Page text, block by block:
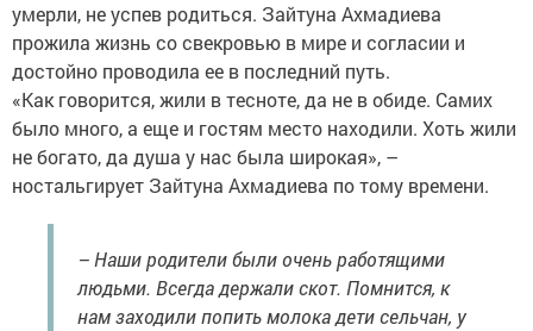
умерли, не успев родиться. Зайтуна Ахмадиева
прожила жизнь со свекровью в мире и согласии и
достойно проводила ее в последний путь.
«Как говорится, жили в тесноте, да не в обиде. Самих
было много, а еще и гостям место находили. Хоть жили
не богато, да душа у нас была широкая», –
ностальгирует Зайтуна Ахмадиева по тому времени.
– Наши родители были очень работящими
людьми. Всегда держали скот. Помнится, к
нам заходили попить молока дети сельчан, у